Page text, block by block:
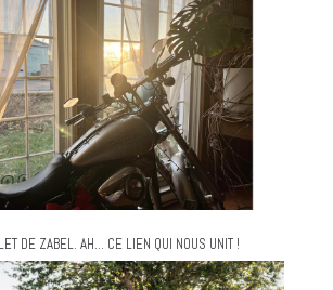
DE ZABEL. AH… CE LIEN QUI NOUS UNIT !